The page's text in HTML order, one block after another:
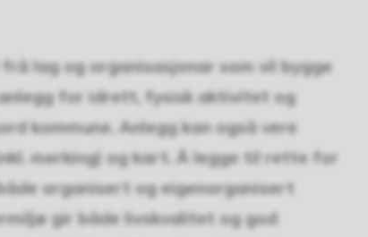
frå lag og organisasjonar som vil bygge
for idrett, fysisk aktivitet og
kommune. Anlegg kan også vere
merking) og kart. Å legge til rette for
organisert og eigenorganisert
gir både livskvalitet og god